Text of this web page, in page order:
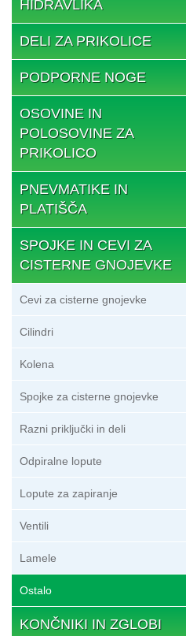
HIDRAVLIKA
DELI ZA PRIKOLICE
PODPORNE NOGE
OSOVINE IN
POLOSOVINE ZA
PRIKOLICO
PNEVMATIKE IN
PLATIŠČA
SPOJKE IN CEVI ZA
CISTERNE GNOJEVKE
Cevi za cisterne gnojevke
Cilindri
Kolena
Spojke za cisterne gnojevke
Razni priključki in deli
Odpiralne lopute
Lopute za zapiranje
Ventili
Lamele
Ostalo
KONČNIKI IN ZGLOBI